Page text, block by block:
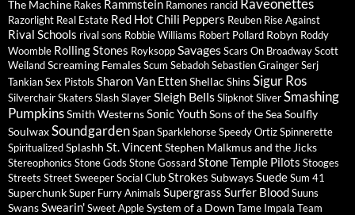
The Machine Rakes Rammstein Ramones rancid Raveonettes
Razorlight Real Estate Red Hot Chili Peppers Reuben Rise Against
Rival Schools rival sons Robbie Williams Robert Pollard Robyn Roddy
Woomble Rolling Stones RoyksoppSavagesScars On BroadwayScott
WeilandScreaming FemalesScum SebadohSebastien GraingerSerj
TankianSex Pistols Sharon Van EttenShellac Shins Sigur Ros
SilverchairSkaters SlashSlayerSleigh BellsSlipknotSliverSmashing
PumpkinsSmith WesternsSonic YouthSons of the SeaSoulfly
SoulwaxSoundgardenSpanSparklehorseSpeedy OrtizSpinnerette
SpiritualizedSplashh St. Vincent Stephen Malkmus and the Jicks
Stereophonics Stone Gods Stone GossardStone Temple Pilots Stooges
Streets Street Sweeper Social ClubStrokes SubwaysSuedeSum 41
SuperchunkSuper Furry Animals Supergrass Surfer BloodSuuns
SwansSwearin'Sweet AppleSystem of a Down Tame Impala Team